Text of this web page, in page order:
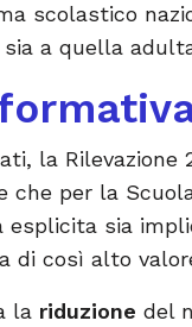
scolastico
a quella
la
che per la
esplicita sia
di così alto
la riduzione del